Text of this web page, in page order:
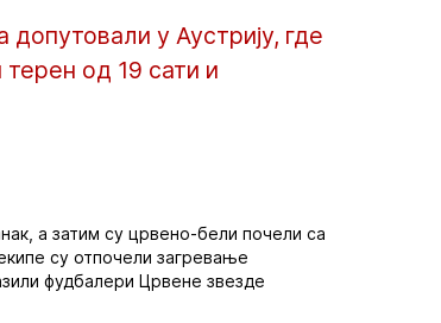
у Аустрију, где
од 19 сати и
а затим су црвено-бели почели са
су отпочели загревање
фудбалери Црвене звезде